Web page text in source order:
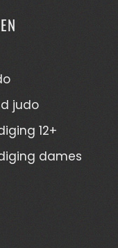
judo
12+
dames